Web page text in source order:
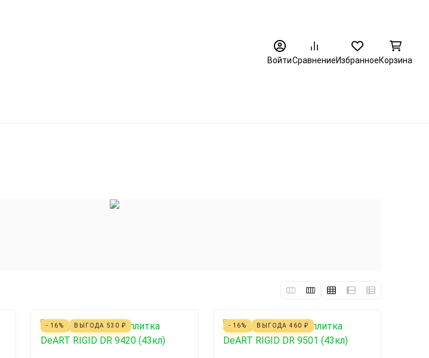
ВойтиСравнениеИзбранноеКорзина
- 16% ВЫГОДА 530 ₽ - 16% ВЫГОДА 460 ₽